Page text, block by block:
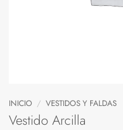
INICIO / VESTIDOS Y FALDAS
Vestido Arcilla